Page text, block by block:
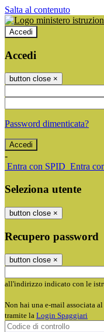
Salta al contenuto
Accedi
Accedi
button close ×
Password dimenticata?
-
Entra con SPID Entra
Seleziona utente
button close ×
Recupero password
button close ×
all'indirizzo indicato con le
Non hai una e-mail associata
tramite la Login Spaggiari